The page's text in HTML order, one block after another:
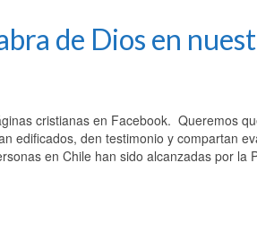
de Dios en
cristianas en Facebook. Queremos
edificados, den testimonio y compartan
en Chile han sido alcanzadas por la